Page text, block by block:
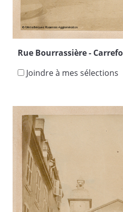
Rue Bourrassière -
Joindre à mes sélections